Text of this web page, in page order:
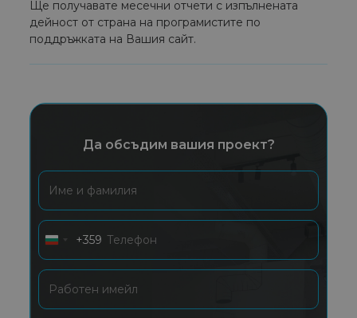
Да обсъдим вашия проект?
Bulgaria
+359
+359
Ще получавате месечни отчети с изпълнената
дейност от страна на програмистите по
поддръжката на Вашия сайт.